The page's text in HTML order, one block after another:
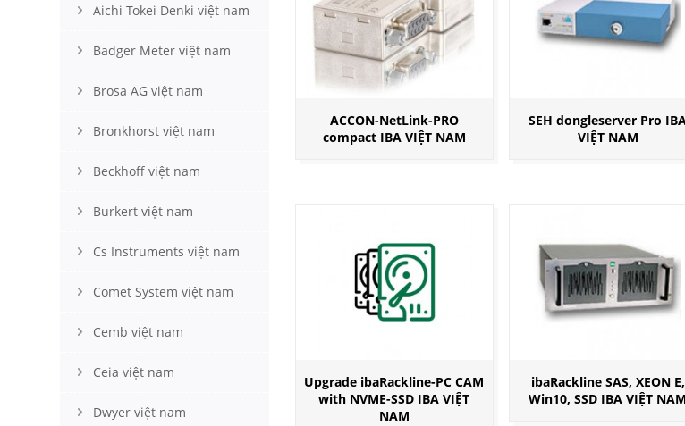
Aichi Tokei Denki việt nam
Badger Meter việt nam
Brosa AG việt nam
Bronkhorst việt nam
Beckhoff việt nam
Burkert việt nam
Cs Instruments việt nam
Comet System việt nam
Cemb việt nam
Ceia việt nam
Dwyer việt nam
ACCON-NetLink-PRO
compact IBA VIỆT NAM
SEH dongleserver Pro
VIỆT NAM
Upgrade ibaRackline-PC CAM
with NVME-SSD IBA VIỆT
NAM
ibaRackline SAS, XEON E,
Win10, SSD IBA VIỆT NAM